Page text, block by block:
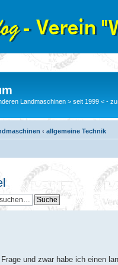
Landmaschinen > seit 1999 < -
‹ allgemeine Technik
und zwar habe ich einen